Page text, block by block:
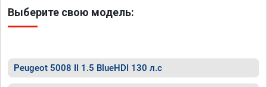
Выберите свою модель:
Peugeot 5008 II 1.5 BlueHDI 130 л.с